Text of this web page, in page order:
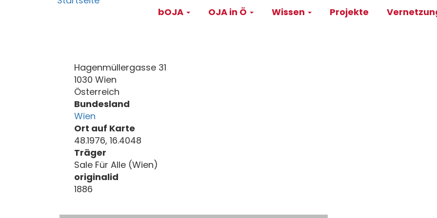
Main
bOJA OJA in Ö Wissen Projekte
Hagenmüllergasse 31
1030 Wien
Österreich
Bundesland
Wien
Ort auf Karte
48.1976, 16.4048
Träger
Sale Für Alle (Wien)
originalid
1886